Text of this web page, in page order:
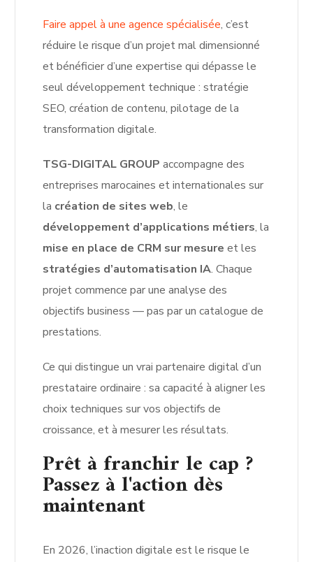
Faire appel à une agence spécialisée, c’est
réduire le risque d’un projet mal dimensionné
et bénéficier d’une expertise qui dépasse le
seul développement technique : stratégie
SEO, création de contenu, pilotage de la
transformation digitale.
TSG-DIGITAL GROUP accompagne des
entreprises marocaines et internationales sur
la création de sites web, le
développement d’applications métiers, la
mise en place de CRM sur mesure et les
stratégies d’automatisation IA. Chaque
projet commence par une analyse des
objectifs business — pas par un catalogue de
prestations.
Ce qui distingue un vrai partenaire digital d’un
prestataire ordinaire : sa capacité à aligner les
choix techniques sur vos objectifs de
croissance, et à mesurer les résultats.
Prêt à franchir le cap ?
Passez à l'action dès
maintenant
En 2026, l’inaction digitale est le risque le